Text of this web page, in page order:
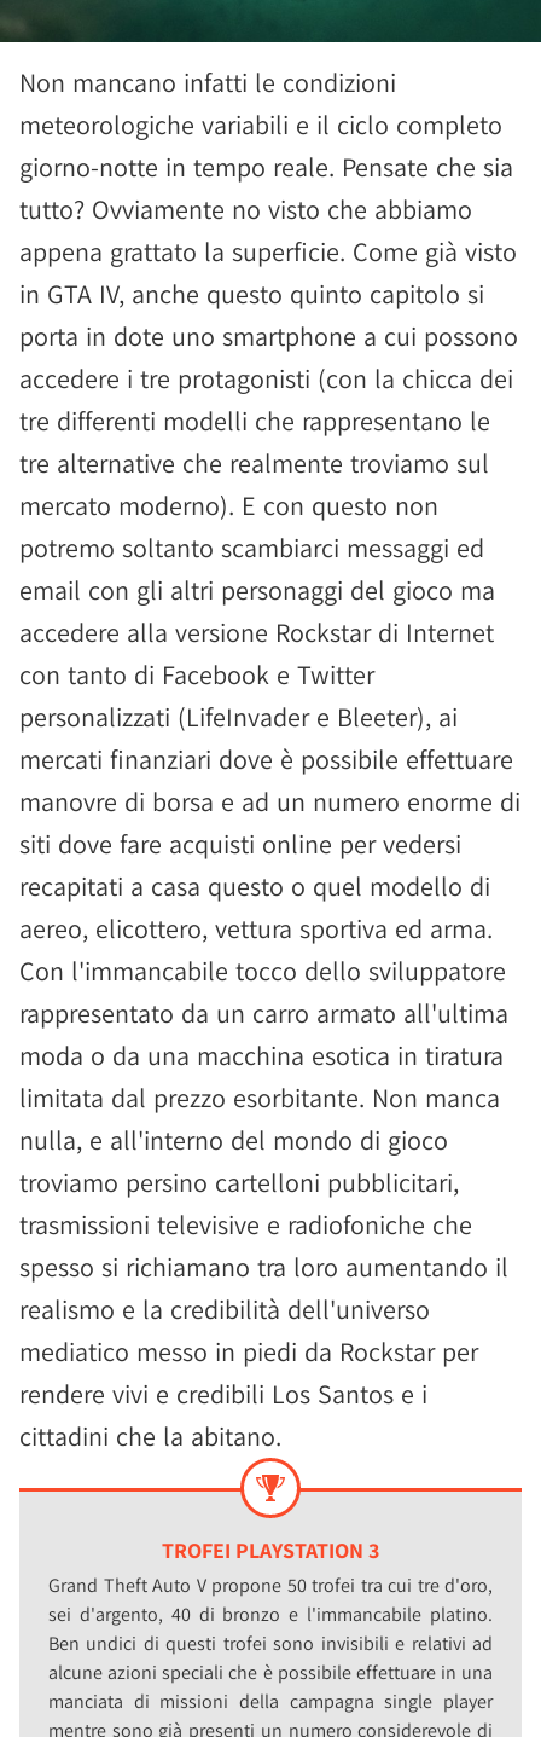
Non mancano infatti le condizioni
meteorologiche variabili e il ciclo completo
giorno-notte in tempo reale. Pensate che sia
tutto? Ovviamente no visto che abbiamo
appena grattato la superficie. Come già visto
in GTA IV, anche questo quinto capitolo si
porta in dote uno smartphone a cui possono
accedere i tre protagonisti (con la chicca dei
tre differenti modelli che rappresentano le
tre alternative che realmente troviamo sul
mercato moderno). E con questo non
potremo soltanto scambiarci messaggi ed
email con gli altri personaggi del gioco ma
accedere alla versione Rockstar di Internet
con tanto di Facebook e Twitter
personalizzati (LifeInvader e Bleeter), ai
mercati finanziari dove è possibile effettuare
manovre di borsa e ad un numero enorme di
siti dove fare acquisti online per vedersi
recapitati a casa questo o quel modello di
aereo, elicottero, vettura sportiva ed arma.
Con l'immancabile tocco dello sviluppatore
rappresentato da un carro armato all'ultima
moda o da una macchina esotica in tiratura
limitata dal prezzo esorbitante. Non manca
nulla, e all'interno del mondo di gioco
troviamo persino cartelloni pubblicitari,
trasmissioni televisive e radiofoniche che
spesso si richiamano tra loro aumentando il
realismo e la credibilità dell'universo
mediatico messo in piedi da Rockstar per
rendere vivi e credibili Los Santos e i
cittadini che la abitano.
TROFEI PLAYSTATION 3
Grand Theft Auto V propone 50 trofei tra cui tre d'oro,
sei d'argento, 40 di bronzo e l'immancabile platino.
Ben undici di questi trofei sono invisibili e relativi ad
alcune azioni speciali che è possibile effettuare in una
manciata di missioni della campagna single player
mentre sono già presenti un numero considerevole di